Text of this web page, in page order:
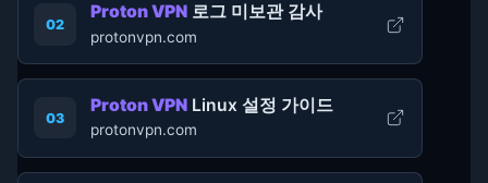
02
Proton VPN로그 미보관 감사
protonvpn.com
03
Proton VPNLinux 설정 가이드
protonvpn.com